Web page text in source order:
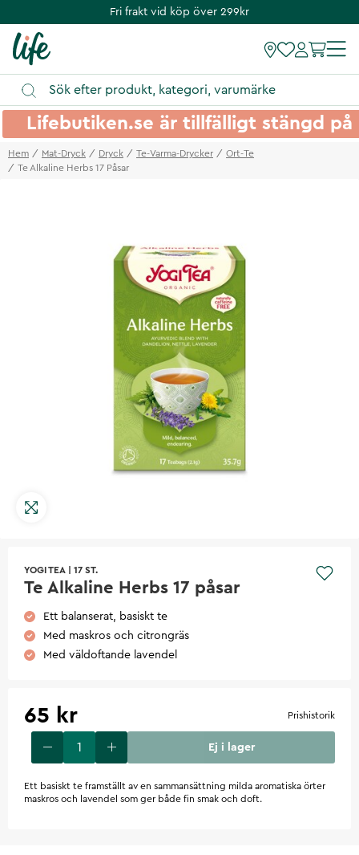
Fri frakt vid köp över 299kr
Lifebutiken.se är tillfälligt stängd
Hem Mat-Dryck Dryck Te-Varma-Drycker
Ort-Te
Te Alkaline Herbs 17 Påsar
YOGI TEA 17 ST.
Te Alkaline Herbs 17 påsar
Ett balanserat, basiskt te
Med maskros och citrongräs
Med väldoftande lavendel
65 kr Prishistorik
Ej i lager
Ett basiskt te framställt av en sammansättning milda aromatiska örter
maskros och lavendel som ger både fin smak och doft.